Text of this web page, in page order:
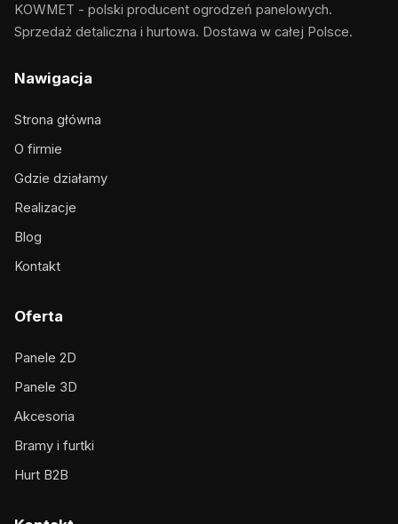
KOWMET - polski producent ogrodzeń panelowych.
Sprzedaż detaliczna i hurtowa. Dostawa w całej Polsce.
Nawigacja
Strona główna
O firmie
Gdzie działamy
Realizacje
Blog
Kontakt
Oferta
Panele 2D
Panele 3D
Akcesoria
Bramy i furtki
Hurt B2B